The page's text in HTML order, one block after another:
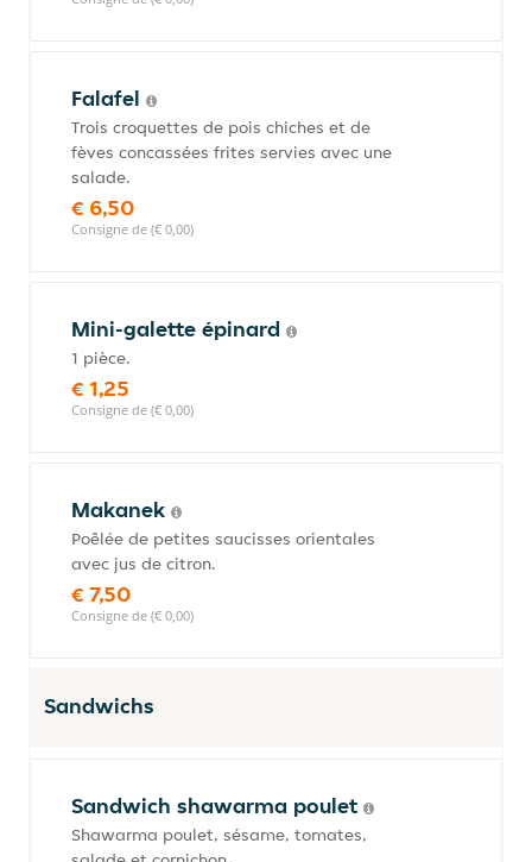
Falafel
Trois croquettes de pois chiches et de
fèves concassées frites servies avec une
salade.
€ 6,50
Consigne de (€ 0,00)
Mini-galette épinard
1 pièce.
€ 1,25
Consigne de (€ 0,00)
Makanek
Poêlée de petites saucisses orientales
avec jus de citron.
€ 7,50
Consigne de (€ 0,00)
Sandwichs
Sandwich shawarma poulet
Shawarma poulet, sésame, tomates,